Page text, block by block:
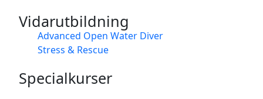
Vidarutbildning
Advanced Open Water Diver
Stress & Rescue
Specialkurser